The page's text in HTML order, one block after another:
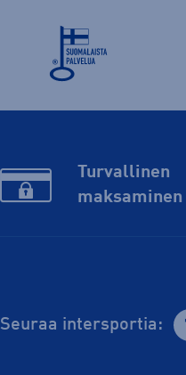
Turvallinen
maksaminen
Seuraa intersportia: